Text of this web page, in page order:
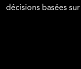
décisions basées